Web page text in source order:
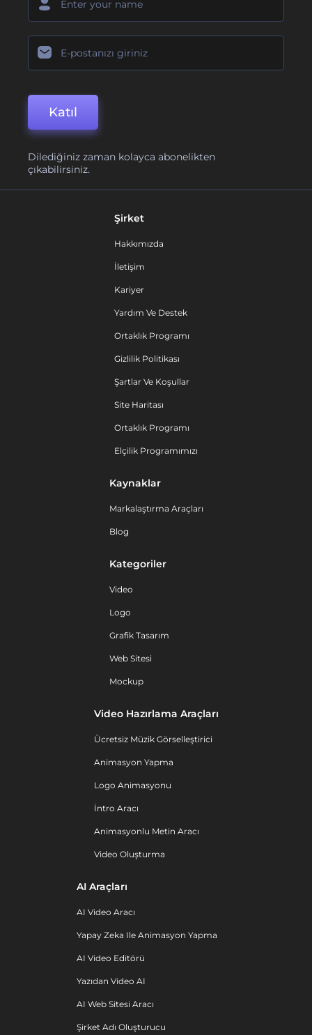
Katıl
Dilediğiniz zaman kolayca abonelikten
çıkabilirsiniz.
Şirket
Hakkımızda
İletişim
Kariyer
Yardım Ve Destek
Ortaklık Programı
Gizlilik Politikası
Şartlar Ve Koşullar
Site Haritası
Ortaklık Programı
Elçilik Programımızı
Kaynaklar
Markalaştırma Araçları
Blog
Kategoriler
Video
Logo
Grafik Tasarım
Web Sitesi
Mockup
Video Hazırlama Araçları
Ücretsiz Müzik Görselleştirici
Animasyon Yapma
Logo Animasyonu
İntro Aracı
Animasyonlu Metin Aracı
Video Oluşturma
AI Araçları
AI Video Aracı
Yapay Zeka Ile Animasyon Yapma
AI Video Editörü
Yazıdan Video AI
AI Web Sitesi Aracı
Şirket Adı Oluşturucu